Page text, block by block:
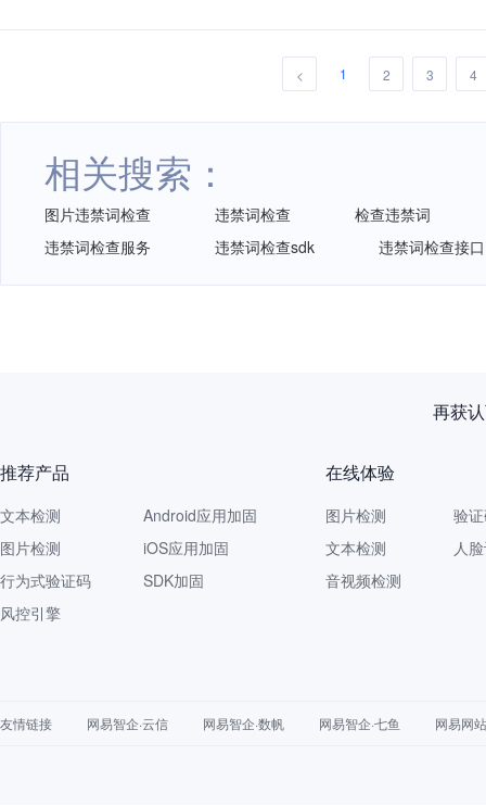
< 1 2 3 4
相关搜索：
图片违禁词检查 违禁词检查
检查违禁词
违禁词检查服务
违禁词检查sdk 违禁词检查接口
再获
推荐产品
文本检测
图片检测
行为式验证码
风控引擎
Android应用加固
iOS应用加固
SDK加固
在线体验
图片检测
文本检测
音视频检测
验
人
友情链接 网易智企·云信 网易智企·数帆 网易智企·七鱼 网易网